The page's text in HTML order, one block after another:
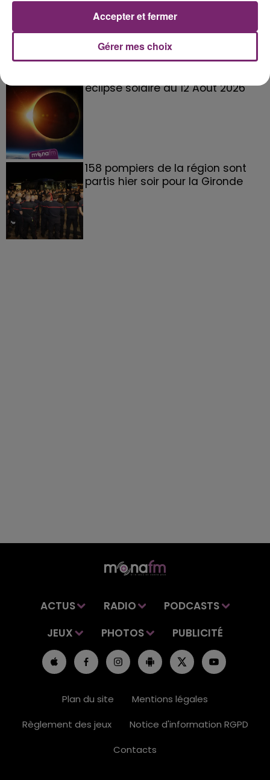
de Frelinghien !
éclipse solaire du 12 Août 2026
158 pompiers de la région sont
partis hier soir pour la Gironde
ACTUS RADIO
PODCASTS
JEUX
PHOTOS PUBLICITÉ
Plan du site
Mentions légales
Règlement des jeux
Notice d'information RGPD
Contacts
Gérer mes choix
Accepter et fermer